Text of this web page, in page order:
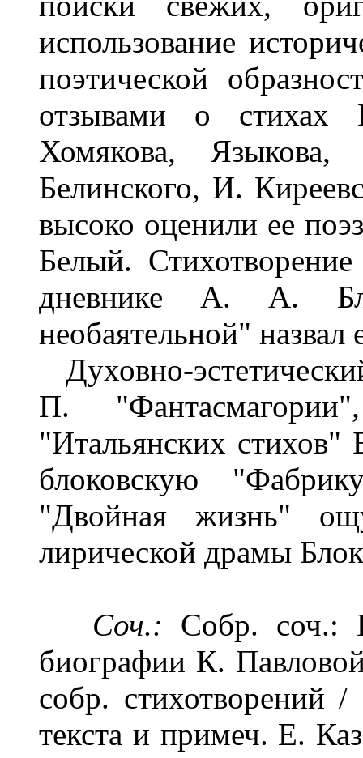
использование
поэтической
отзывами о
Хомякова,
Белинского, И.
высоко оценили ее
Белый.
дневнике А. А.
необаятельной"
Духовно-
П.
"Итальянских стихов"
блоковскую
"Двойная жизнь"
лирической драмы
Соч.: Собр. соч.:
биографии К.
собр. стихотворений
текста и примеч. Е.